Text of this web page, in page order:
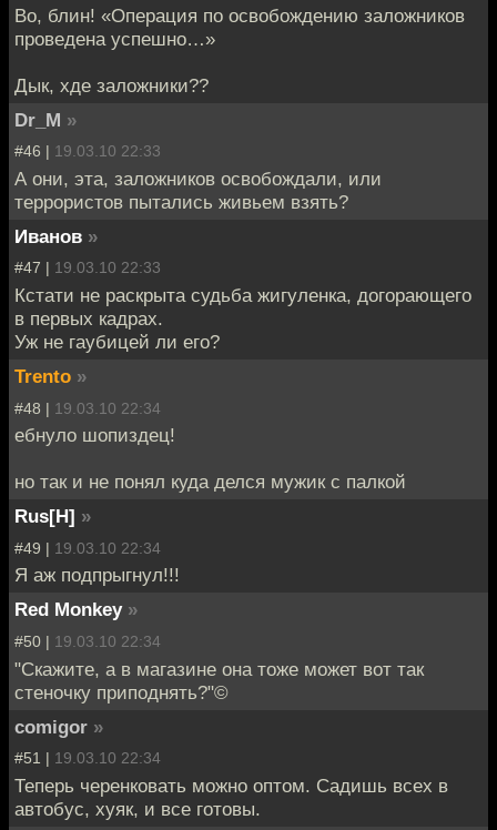
Во, блин! «Операция по освобождению заложников
проведена успешно…»
Дык, хде заложники??
Dr_M »
#46 | 19.03.10 22:33
А они, эта, заложников освобождали, или
террористов пытались живьем взять?
Иванов »
#47 | 19.03.10 22:33
Кстати не раскрыта судьба жигуленка, догорающего
в первых кадрах.
Уж не гаубицей ли его?
Trento »
#48 | 19.03.10 22:34
ебнуло шопиздец!
но так и не понял куда делся мужик с палкой
Rus[H] »
#49 | 19.03.10 22:34
Я аж подпрыгнул!!!
Red Monkey »
#50 | 19.03.10 22:34
"Скажите, а в магазине она тоже может вот так
стеночку приподнять?"©
comigor »
#51 | 19.03.10 22:34
Теперь черенковать можно оптом. Садишь всех в
автобус, хуяк, и все готовы.